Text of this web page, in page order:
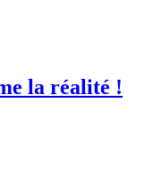
la réalité !